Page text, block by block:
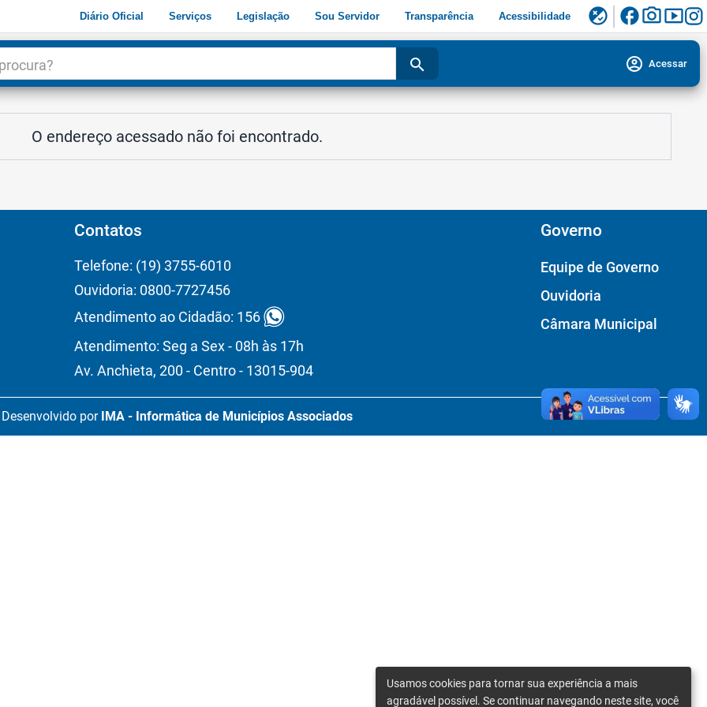
Diário Oficial Serviços Legislação Sou Servidor Transparência Acessibilidade flaky facebookphoto_camerasmart_display
search account_circle Acessar
O endereço acessado não foi encontrado.
Contatos
Telefone: (19) 3755-6010
Ouvidoria: 0800-7727456
Atendimento ao Cidadão: 156
Atendimento: Seg a Sex - 08h às 17h
Av. Anchieta, 200 - Centro - 13015-904
Governo
Equipe de Governo
Ouvidoria
Câmara Municipal
Desenvolvido por IMA - Informática de Municípios Associados
Usamos cookies para tornar sua experiência a mais
agradável possível. Se continuar navegando neste site, você